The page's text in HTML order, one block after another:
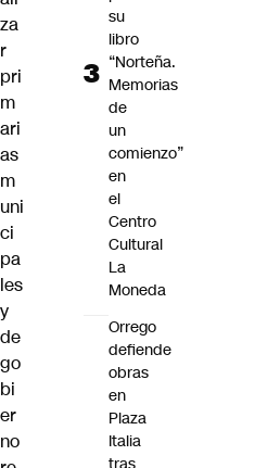
za
r
pri
m
ari
as
m
uni
ci
pa
les
y
de
go
bi
er
no
su
libro
“Norteña.
Memorias
de
un
comienzo”
en
el
Centro
Cultural
La
Moneda
Orrego
defiende
obras
en
Plaza
Italia
tras